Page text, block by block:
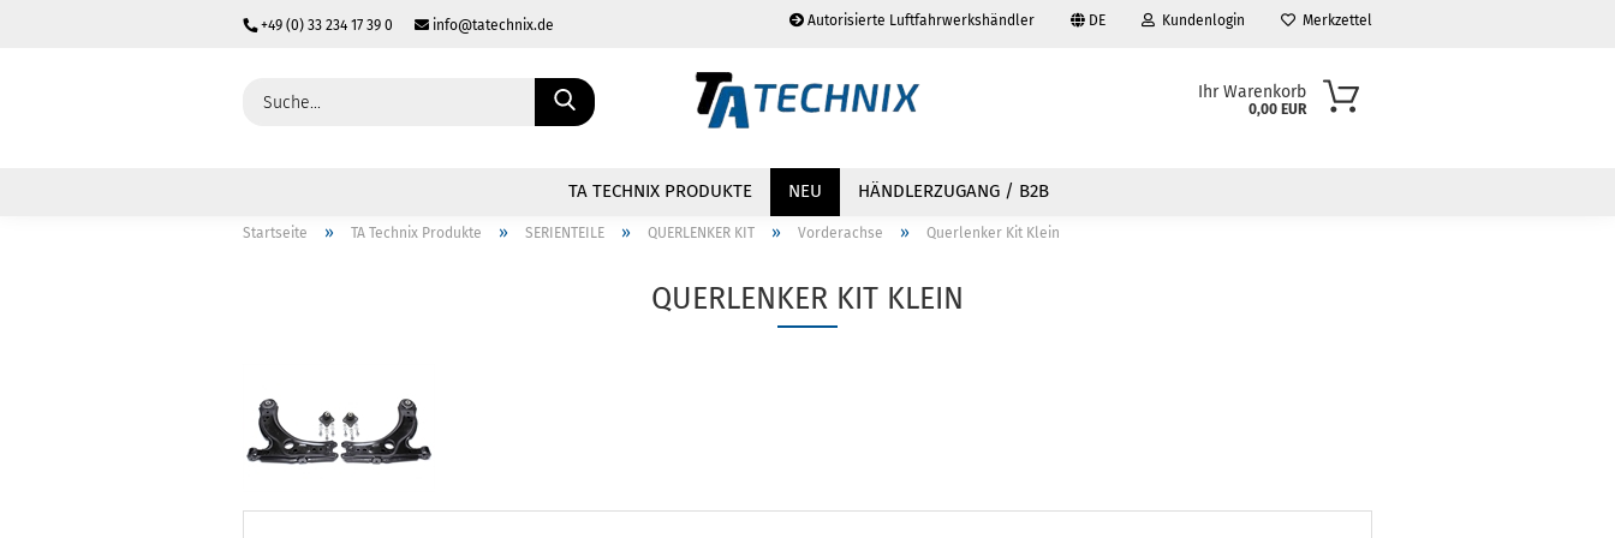
+49 (0) 33 234 17 39 0 info@tatechnix.de Autorisierte Luftfahrwerkshändler DE
Sprache auswählen
Kundenlogin Merkzettel
Ihr Warenkorb
0,00 EUR
TA TECHNIX PRODUKTE NEU HÄNDLERZUGANG / B2B
Startseite » TA Technix Produkte » SERIENTEILE » QUERLENKER KIT » Vorderachse » Querlenker Kit Klein
QUERLENKER KIT KLEIN